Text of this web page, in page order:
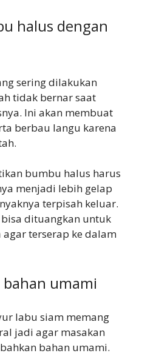
halus dengan
sering dilakukan
tidak bernar saat
Ini akan membuat
berbau langu karena
bumbu halus harus
menjadi lebih gelap
terpisah keluar.
dituangkan untuk
terserap ke dalam
umami
labu siam memang
jadi agar masakan
bahan umami.